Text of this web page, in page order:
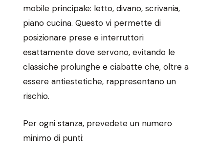
mobile principale: letto, divano, scrivania,
piano cucina. Questo vi permette di
posizionare prese e interruttori
esattamente dove servono, evitando le
classiche prolunghe e ciabatte che, oltre a
essere antiestetiche, rappresentano un
rischio.
Per ogni stanza, prevedete un numero
minimo di punti: